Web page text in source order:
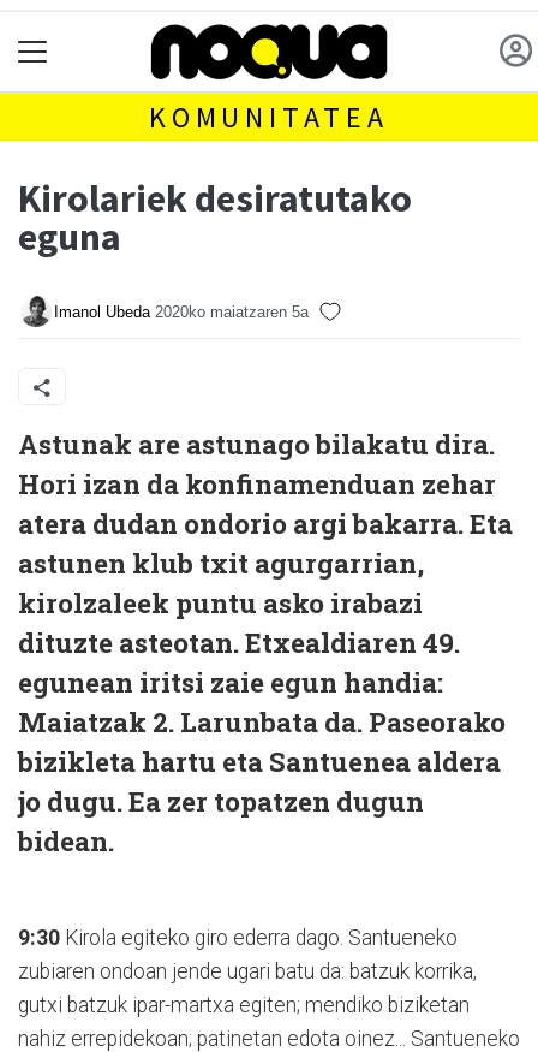
KOMUNITATEA
Kirolariek desiratutako
eguna
Imanol Ubeda 2020ko maiatzaren 5a
Astunak are astunago bilakatu dira.
Hori izan da konfinamenduan zehar
atera dudan ondorio argi bakarra. Eta
astunen klub txit agurgarrian,
kirolzaleek puntu asko irabazi
dituzte asteotan. Etxealdiaren 49.
egunean iritsi zaie egun handia:
Maiatzak 2. Larunbata da. Paseorako
bizikleta hartu eta Santuenea aldera
jo dugu. Ea zer topatzen dugun
bidean.
9:30 Kirola egiteko giro ederra dago. Santueneko
zubiaren ondoan jende ugari batu da: batzuk korrika,
gutxi batzuk ipar-martxa egiten; mendiko biziketan
nahiz errepidekoan; patinetan edota oinez... Santueneko